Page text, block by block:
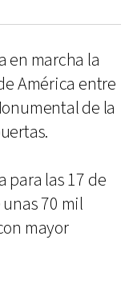
en marcha la
América entre
de la
para las 17 de
70 mil
mayor